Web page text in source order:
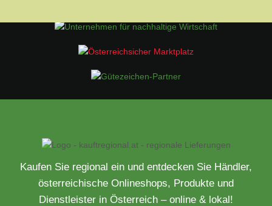
Kaufen Sie regional ein und entdecken Sie Händler,
österreichische Onlineshops, Produkte und
Dienstleister in Österreich – online & lokal!